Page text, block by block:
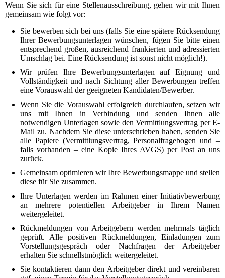
Wenn Sie sich für eine Stellenausschreibung, gehen wir mit Ihnen
gemeinsam wie folgt vor:
Sie bewerben sich bei uns (falls Sie eine spätere Rücksendung
Ihrer Bewerbungsunterlagen wünschen, fügen Sie bitte einen
entsprechend großen, ausreichend frankierten und adressierten
Umschlag bei. Eine Rücksendung ist sonst nicht möglich!).
Wir prüfen Ihre Bewerbungsunterlagen auf Eignung und
Vollständigkeit und nach Sichtung aller Bewerbungen treffen
eine Vorauswahl der geeigneten Kandidaten/Bewerber.
Wenn Sie die Vorauswahl erfolgreich durchlaufen, setzen wir
uns mit Ihnen in Verbindung und senden Ihnen alle
notwendigen Unterlagen sowie den Vermittlungsvertrag per E-
Mail zu. Nachdem Sie diese unterschrieben haben, senden Sie
alle Papiere (Vermittlungsvertrag, Personalfragebogen und –
falls vorhanden – eine Kopie Ihres AVGS) per Post an uns
zurück.
Gemeinsam optimieren wir Ihre Bewerbungsmappe und stellen
diese für Sie zusammen.
Ihre Unterlagen werden im Rahmen einer Initiativbewerbung
an mehrere potentiellen Arbeitgeber in Ihrem Namen
weitergeleitet.
Rückmeldungen von Arbeitgebern werden mehrmals täglich
geprüft. Alle positiven Rückmeldungen, Einladungen zum
Vorstellungsgespräch oder Nachfragen der Arbeitgeber
erhalten Sie schnellstmöglich weitergeleitet.
Sie kontaktieren dann den Arbeitgeber direkt und vereinbaren